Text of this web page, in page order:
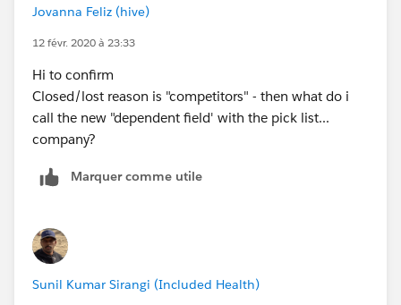
Jovanna Feliz (hive)
12 févr. 2020 à 23:33
Hi to confirm
Closed/lost reason is "competitors" - then what do i
call the new "dependent field' with the pick list...
company?
Marquer comme utile
Sunil Kumar Sirangi (Included Health)